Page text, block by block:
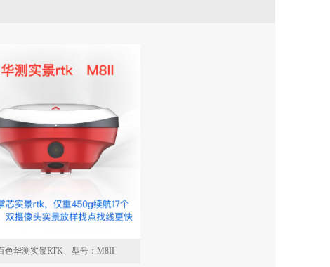
色华测实景RTK、型号：M8II